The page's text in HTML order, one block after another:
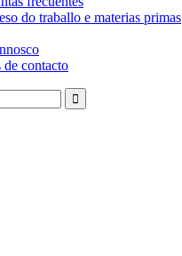
do traballo e materias primas
de contacto